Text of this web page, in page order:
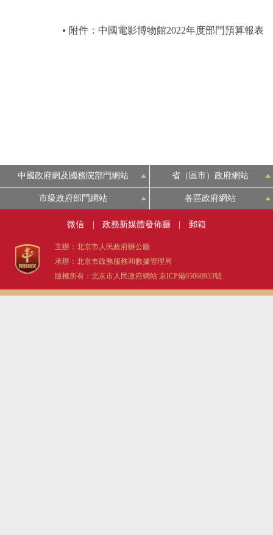
附件：中國電影博物館2022年度部門預算報表
中國政府網及國務院部門網站 省（區市）政府網站
市級政府部門網站 各區政府網站
微信 政務新媒體發佈廳 郵箱
主辦：北京市人民政府辦公廳
承辦：北京市政務服務和數據管理局
版權所有：北京市人民政府網站 京ICP備05060933號